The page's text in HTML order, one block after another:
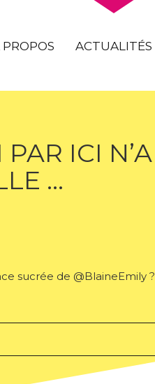
PROPOS ACTUALITÉS
ICI N’A
…
sucrée de @BlaineEmily ?